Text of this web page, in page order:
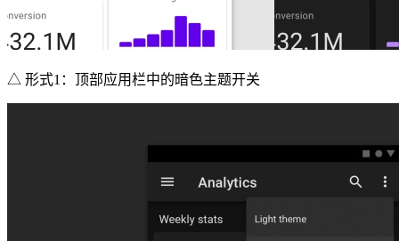
△ 形式1：顶部应用栏中的暗色主题开关